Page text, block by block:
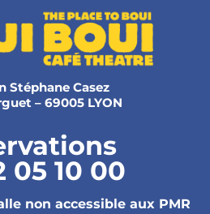
Stéphane Casez
– 69005 LYON
05 10 00
non accessible aux PMR